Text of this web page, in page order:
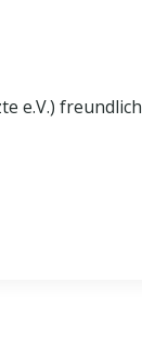
e.V.)